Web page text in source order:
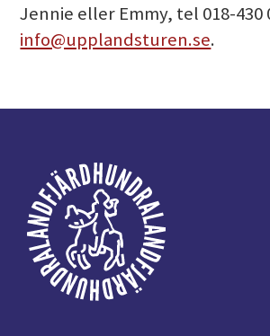
Jennie eller Emmy, tel 018-430
info@upplandsturen.se.
Footer